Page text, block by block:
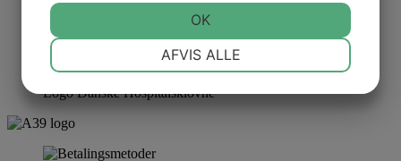
Logo Danske Hospitalsklovne
AFVIS ALLE
OK